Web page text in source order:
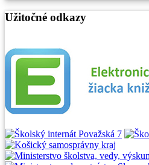
Užitočné odkazy